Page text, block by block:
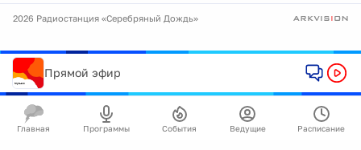
2026 Радиостанция «Серебряный Дождь»
Прямой эфир
Главная Программы События Ведущие Расписание